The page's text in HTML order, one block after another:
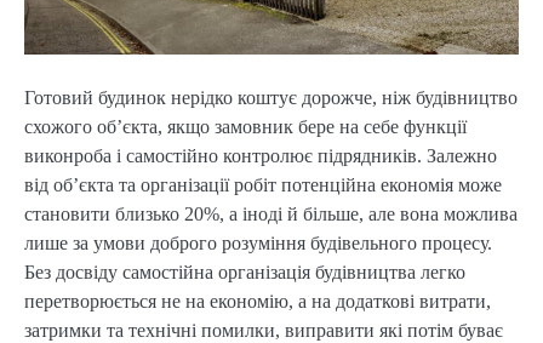
Готовий будинок нерідко коштує дорожче, ніж будівництво
схожого об’єкта, якщо замовник бере на себе функції
виконроба і самостійно контролює підрядників. Залежно
від об’єкта та організації робіт потенційна економія може
становити близько 20%, а іноді й більше, але вона можлива
лише за умови доброго розуміння будівельного процесу.
Без досвіду самостійна організація будівництва легко
перетворюється не на економію, а на додаткові витрати,
затримки та технічні помилки, виправити які потім буває